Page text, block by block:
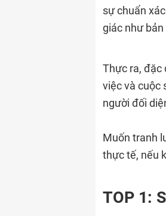
sự chuẩn
giác như
Thực ra, đặc
việc và cuộc
người đối
Muốn tranh
thực tế, nếu
TOP 1: